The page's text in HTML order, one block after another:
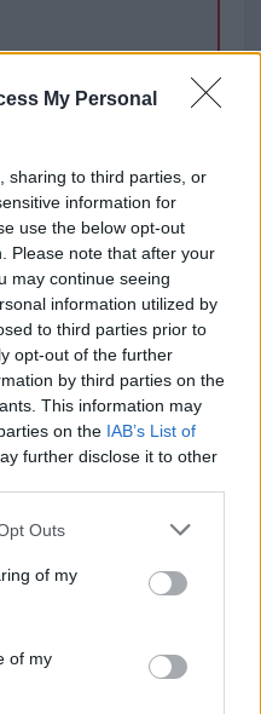
My Personal
sharing to third parties, or
information for
use the below opt-out
Please note that after your
may continue seeing
information utilized by
to third parties prior to
opt-out of the further
by third parties on the
This information may
on the IAB’s List of
further disclose it to other
uses one or more Google
You may click to
its third-party tags to
purposes in below Google
Outs
of my
of my
e le tue foto
al numero +39
reale?
telegram di
ultime news